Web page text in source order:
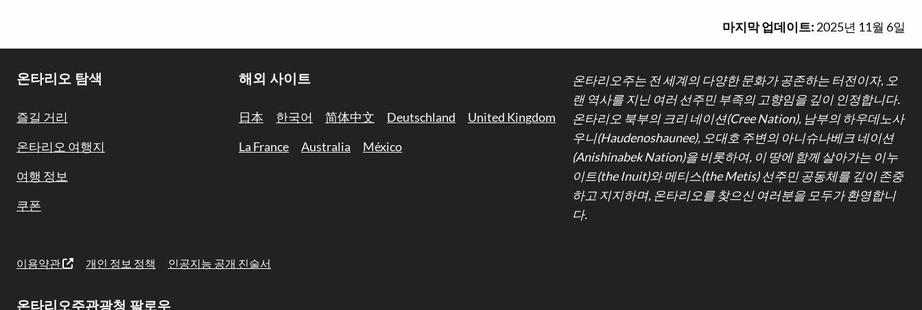
마지막 업데이트: 2025년 11월 6일
Footer
Navigation
온타리오 탐색
즐길 거리
온타리오 여행지
여행 정보
쿠폰
해외 사이트
日本 한국어 简体中文 Deutschland
United Kingdom
La France
Australia México
온타리오주는 전 세계의 다양한 문화가 공존하는 터전이자, 오
랜 역사를 지닌 여러 선주민 부족의 고향임을 깊이 인정합니다.
온타리오 북부의 크리 네이션(Cree Nation), 남부의 하우데노사
우니(Haudenoshaunee), 오대호 주변의 아니슈나베크 네이션
(Anishinabek Nation)을 비롯하여, 이 땅에 함께 살아가는 이누
이트(the Inuit)와 메티스(the Metis) 선주민 공동체를 깊이 존중
하고 지지하며, 온타리오를 찾으신 여러분을 모두가 환영합니
다.
이용약관 개인 정보 정책 인공지능 공개 진술서